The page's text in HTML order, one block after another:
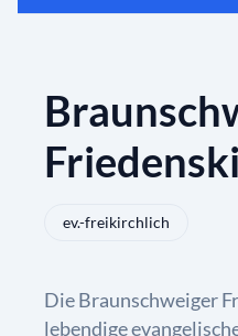
ev.-freikirchlich
Die Braunschweiger
lebendige